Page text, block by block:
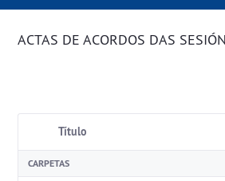
Título
CARPETAS